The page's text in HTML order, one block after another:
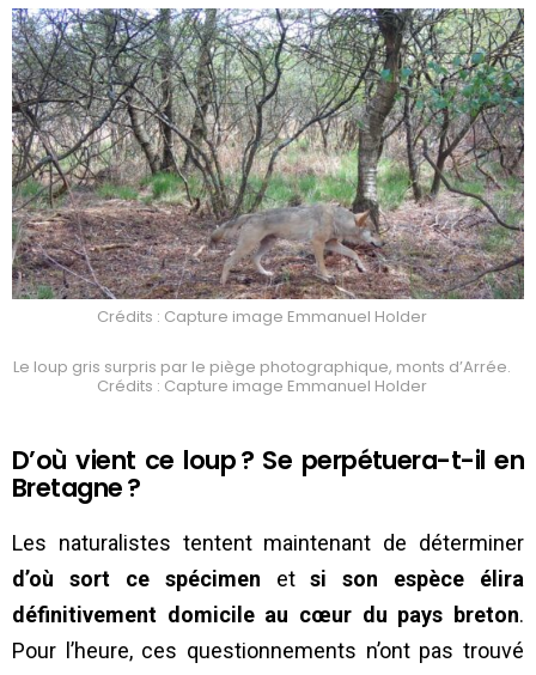
Crédits : Capture image Emmanuel Holder
Le loup gris surpris par le piège photographique, monts d’Arrée.
Crédits : Capture image Emmanuel Holder
D’où vient ce loup ? Se perpétuera-t-il en
Bretagne ?
Les naturalistes tentent maintenant de déterminer
d’où sort ce spécimen etsi son espèce élira
définitivement domicile au cœur du pays breton.
Pour l’heure, ces questionnements n’ont pas trouvé